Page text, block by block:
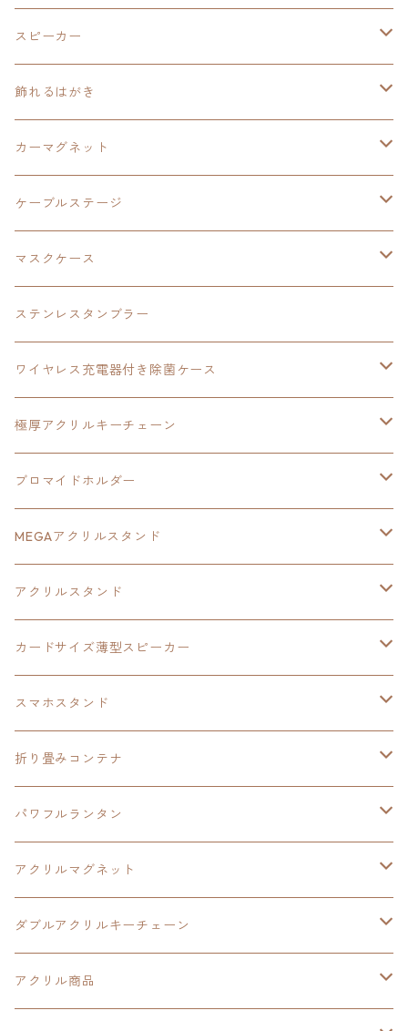
除菌ケース
オーロラアクリルスタンド
アクリルマグネット
ダブルアクリルキーチェーン
3in1充電ケーブル
カードサイズスピーカー
黎の軌跡Ⅱ
イースⅩ
東亰ザナドゥeX+
極厚アクリルキーチェーン
オーロラアクリルスタンド
イースvs空の軌跡
軌跡シリーズ20周年
界の軌跡
アクリルマグネット
ヘッドホンスタンド
空の軌跡1st
イース
亰都ザナドゥ
王冠クリップ
イースⅨ
黎の軌跡
黎の軌跡Ⅱ
空の軌跡1st
界の軌跡
手塚治虫
ウルトラマン
タツノコプロ
ドラえもん
碧の軌跡：改
創の軌跡
黎の軌跡
黎の軌跡Ⅱ
界の軌跡
零の軌跡：改
碧の軌跡：改
創の軌跡
イースⅨ
閃の軌跡
閃の軌跡Ⅳ
零の軌跡：改
碧の軌跡：改
創の軌跡
40周年記念
スピーカー
置くだけスピーカー
碧の軌跡：改
創の軌跡
バイブレーションスピーカー
軌跡シリーズ15周年
創の軌跡
飾れるはがき
閃の軌跡Ⅳ
イースⅨ
創の軌跡
カーマグネット
軌跡シリーズ
ケーブルステージ
閃の軌跡Ⅲ
創の軌跡
マスクケース
創の軌跡
ステンレスタンブラー
ワイヤレス充電器付き除菌ケース
創の軌跡
イース
極厚アクリルキーチェーン
日本ファルコム40周年記念イラスト
黎の軌跡
イースⅧ
創の軌跡
HOT-SHOT
イースⅨ
閃の軌跡Ⅳ
黎の軌跡Ⅱ
碧の軌跡：改
閃の軌跡Ⅲ
ブロマイドホルダー
40周年記念
黎の軌跡
黎の軌跡Ⅱ
イースⅧ
軌跡シリーズ20周年記念
MEGAアクリルスタンド
黎の軌跡
アクリルスタンド
オーロラ
カードサイズ薄型スピーカー
黎の軌跡
40周年記念
スマホスタンド
ワイヤレス充電スマホスタンド
黎の軌跡
折り畳みコンテナ
黎の軌跡Ⅱ
イースⅧ
イースⅩ
創の軌跡
パワフルランタン
創の軌跡
アクリルマグネット
創の軌跡
界の軌跡
ダブルアクリルキーチェーン
創の軌跡
アクリル商品